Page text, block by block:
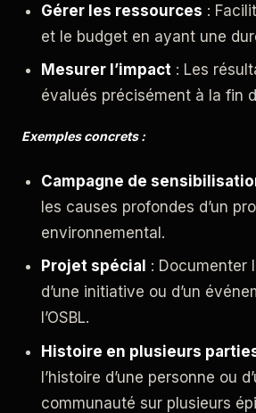
Gérer les ressources :
et le budget en ayant une
Mesurer l’impact : Les
évalués précisément à la fin
Exemples concrets :
Campagne de
les causes profondes d’un
environnemental.
Projet spécial : Documenter
d’une initiative ou d’un
l’OSBL.
Histoire en plusieurs
l’histoire d’une personne ou
communauté sur plusieurs